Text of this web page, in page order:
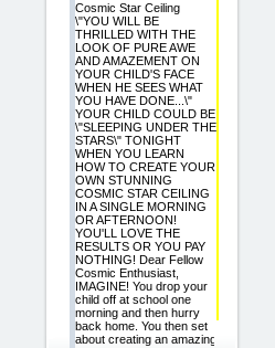
Cosmic Star Ceiling
\"YOU WILL BE
THRILLED WITH THE
LOOK OF PURE AWE
AND AMAZEMENT ON
YOUR CHILD'S FACE
WHEN HE SEES WHAT
YOU HAVE DONE...\"
YOUR CHILD COULD BE
\"SLEEPING UNDER THE
STARS\" TONIGHT
WHEN YOU LEARN
HOW TO CREATE YOUR
OWN STUNNING
COSMIC STAR CEILING
IN A SINGLE MORNING
OR AFTERNOON!
YOU'LL LOVE THE
RESULTS OR YOU PAY
NOTHING! Dear Fellow
Cosmic Enthusiast,
IMAGINE! You drop your
child off at school one
morning and then hurry
back home. You then set
about creating an amazing